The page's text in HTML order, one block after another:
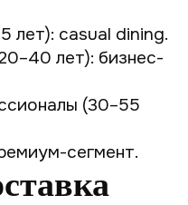
лет): casual dining.
лет): бизнес-
(30–55
сегмент.